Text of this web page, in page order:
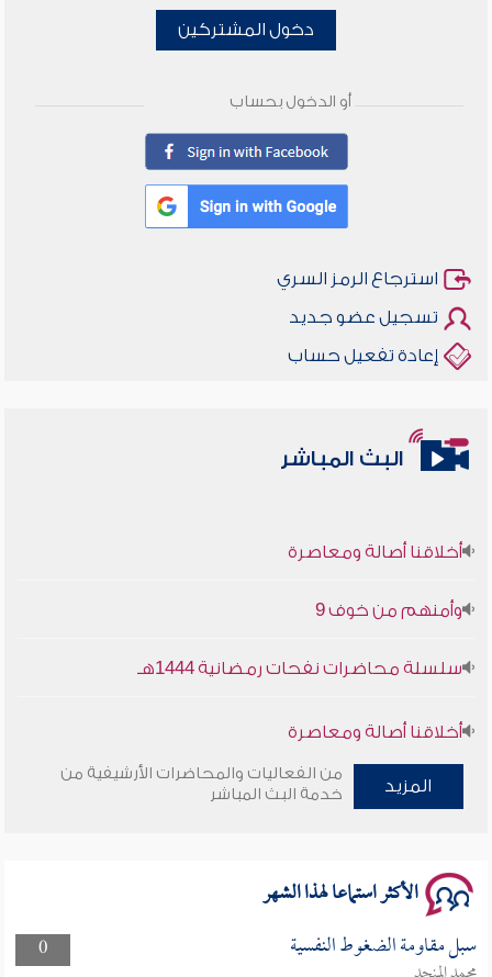
دخول المشتركين
أو الدخول بحساب
استرجاع الرمز السري
تسجيل عضو جديد
إعادة تفعيل حساب
البث المباشر
أخلاقنا أصالة ومعاصرة
وأمنهم من خوف 9
سلسلة محاضرات نفحات رمضانية 1444هـ
أخلاقنا أصالة ومعاصرة
وأمنهم من خوف 9
المزيد
من الفعاليات والمحاضرات الأرشيفية من
خدمة البث المباشر
الأكثر استماعا لهذا الشهر
0 سبل مقاومة الضغوط النفسية